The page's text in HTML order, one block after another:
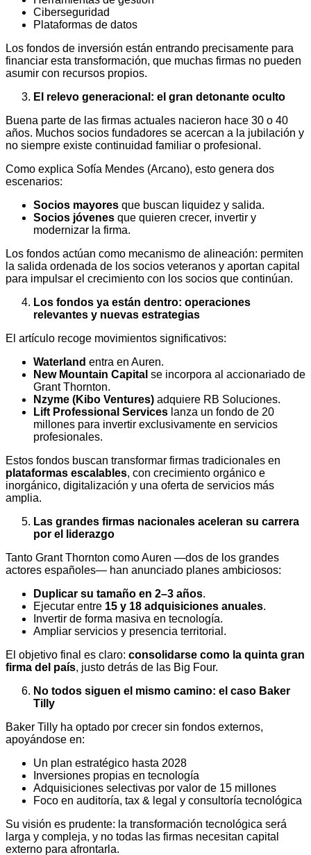
Ciberseguridad
Plataformas de datos
Los fondos de inversión están entrando precisamente para
financiar esta transformación, que muchas firmas no pueden
asumir con recursos propios.
El relevo generacional: el gran detonante oculto
Buena parte de las firmas actuales nacieron hace 30 o 40
años. Muchos socios fundadores se acercan a la jubilación y
no siempre existe continuidad familiar o profesional.
Como explica Sofía Mendes (Arcano), esto genera dos
escenarios:
Socios mayores que buscan liquidez y salida.
Socios jóvenes que quieren crecer, invertir y
modernizar la firma.
Los fondos actúan como mecanismo de alineación: permiten
la salida ordenada de los socios veteranos y aportan capital
para impulsar el crecimiento con los socios que continúan.
Los fondos ya están dentro: operaciones
relevantes y nuevas estrategias
El artículo recoge movimientos significativos:
Waterland entra en Auren.
New Mountain Capital se incorpora al accionariado de
Grant Thornton.
Nzyme (Kibo Ventures) adquiere RB Soluciones.
Lift Professional Services lanza un fondo de 20
millones para invertir exclusivamente en servicios
profesionales.
Estos fondos buscan transformar firmas tradicionales en
plataformas escalables, con crecimiento orgánico e
inorgánico, digitalización y una oferta de servicios más
amplia.
Las grandes firmas nacionales aceleran su carrera
por el liderazgo
Tanto Grant Thornton como Auren —dos de los grandes
actores españoles— han anunciado planes ambiciosos:
Duplicar su tamaño en 2–3 años.
Ejecutar entre 15 y 18 adquisiciones anuales.
Invertir de forma masiva en tecnología.
Ampliar servicios y presencia territorial.
El objetivo final es claro: consolidarse como la quinta gran
firma del país, justo detrás de las Big Four.
No todos siguen el mismo camino: el caso Baker
Tilly
Baker Tilly ha optado por crecer sin fondos externos,
apoyándose en:
Un plan estratégico hasta 2028
Inversiones propias en tecnología
Adquisiciones selectivas por valor de 15 millones
Foco en auditoría, tax & legal y consultoría tecnológica
Su visión es prudente: la transformación tecnológica será
larga y compleja, y no todas las firmas necesitan capital
externo para afrontarla.